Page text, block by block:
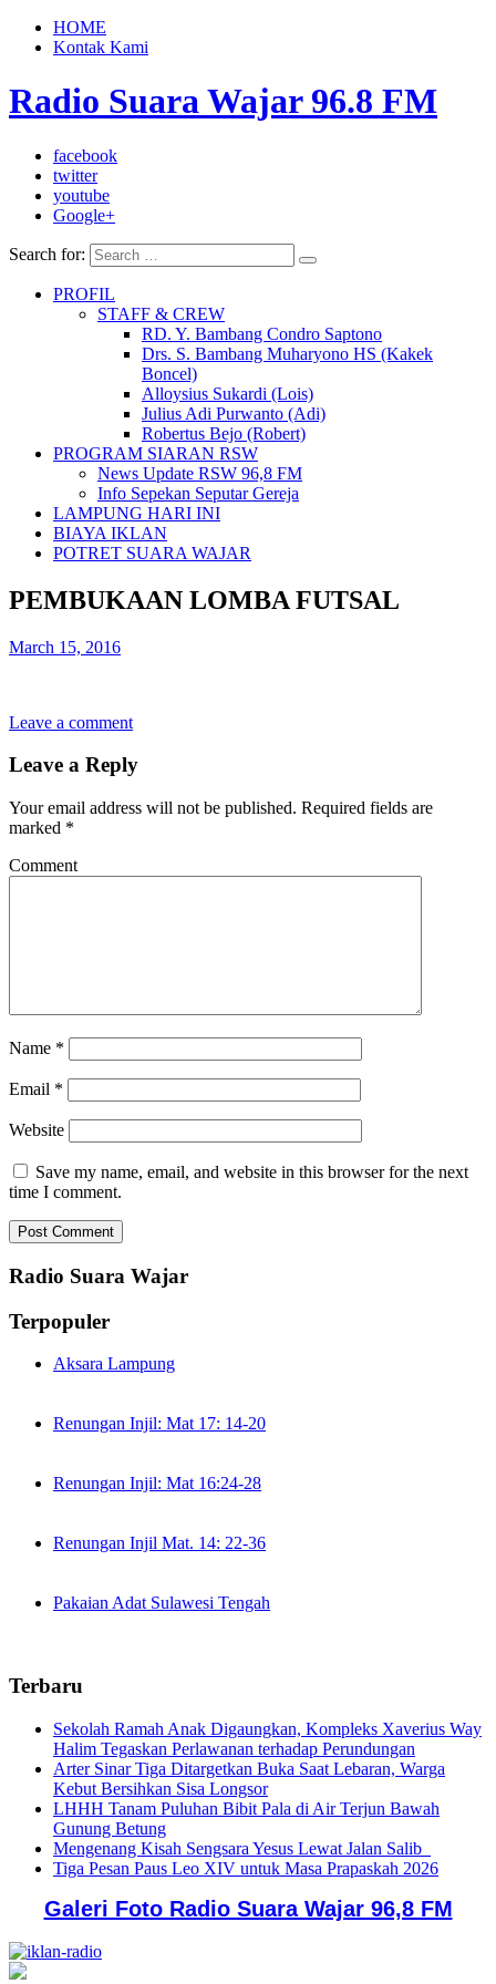
HOME
Kontak Kami
Radio Suara Wajar 96.8 FM
facebook
twitter
youtube
Google+
Search for:
PROFIL
STAFF & CREW
RD. Y. Bambang Condro Saptono
Drs. S. Bambang Muharyono HS (Kakek
Boncel)
Alloysius Sukardi (Lois)
Julius Adi Purwanto (Adi)
Robertus Bejo (Robert)
PROGRAM SIARAN RSW
News Update RSW 96,8 FM
Info Sepekan Seputar Gereja
LAMPUNG HARI INI
BIAYA IKLAN
POTRET SUARA WAJAR
PEMBUKAAN LOMBA FUTSAL
March 15, 2016
Leave a comment
Leave a Reply
Your email address will not be published. Required fields are
marked *
Comment
Name *
Email *
Website
Save my name, email, and website in this browser for the next
time I comment.
Radio Suara Wajar
Terpopuler
Aksara Lampung
Renungan Injil: Mat 17: 14-20
Renungan Injil: Mat 16:24-28
Renungan Injil Mat. 14: 22-36
Pakaian Adat Sulawesi Tengah
Terbaru
Sekolah Ramah Anak Digaungkan, Kompleks Xaverius Way
Halim Tegaskan Perlawanan terhadap Perundungan
Arter Sinar Tiga Ditargetkan Buka Saat Lebaran, Warga
Kebut Bersihkan Sisa Longsor
LHHH Tanam Puluhan Bibit Pala di Air Terjun Bawah
Gunung Betung
Mengenang Kisah Sengsara Yesus Lewat Jalan Salib
Tiga Pesan Paus Leo XIV untuk Masa Prapaskah 2026
Galeri Foto Radio Suara Wajar 96,8 FM